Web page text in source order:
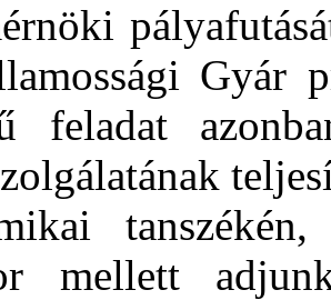
Gyár
feladat
mellett